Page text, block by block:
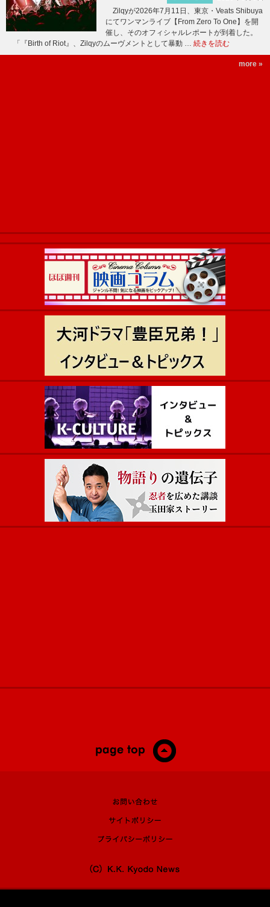
Zilqyが2026年7月11日、東京・Veats Shibuya
にてワンマンライブ【From Zero To One】を開
催し、そのオフィシャルレポートが到着した。
「『Birth of Riot』、Zilqyのムーヴメントとして暴動 … 続きを読む
more »